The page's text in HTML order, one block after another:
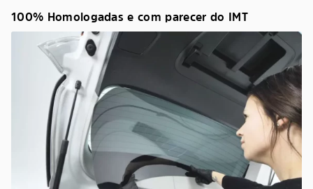
100% Homologadas e com parecer do IMT